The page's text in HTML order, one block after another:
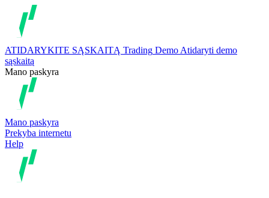
ATIDARYKITE SĄSKAITĄ Trading Demo Atidaryti demo
sąskaitą
Mano paskyra
Mano paskyra
Prekyba internetu
Help